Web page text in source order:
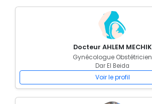
Docteur AHLEM MECHIK
Gynécologue Obstétricien
Dar El Beida
Voir le profil